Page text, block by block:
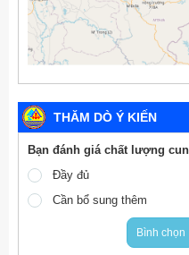
THĂM DÒ Ý KIẾN
Bạn đánh giá chất lượng
Đầy đủ
Cần bổ sung thêm
Bình chọn